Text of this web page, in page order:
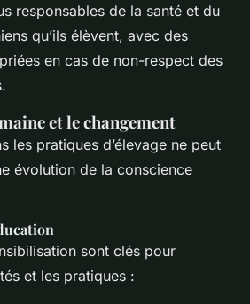
responsables de la santé et du
qu’ils élèvent, avec des
en cas de non-respect des
et le changement
les pratiques d’élevage ne peut
évolution de la conscience
sont clés pour
et les pratiques :